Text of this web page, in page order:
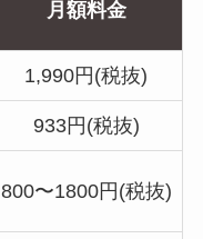
月額料金
1,990円(税抜)
933円(税抜)
800〜1800円(税抜)